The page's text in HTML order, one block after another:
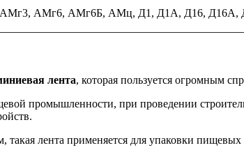
АМг6, АМг6Б, АМц, Д1, Д1А, Д16, Д16А,
лента, которая пользуется огромным
промышленности, при проведении
лента применяется для упаковки пищевых